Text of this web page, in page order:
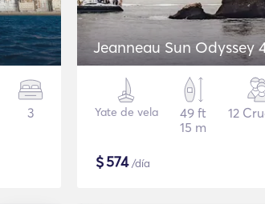
3
Jeanneau Sun Odyssey
Yate de vela
49 ft
15 m
12
$574/día